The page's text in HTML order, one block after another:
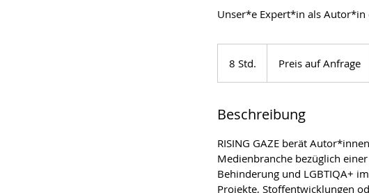
Unser*e Expert*in als
8 Std.
S
d
Anfrage
Preis auf Anfrage
Beschreibung
​RISING GAZE berät
Medienbranche bezüglich
Behinderung und LGBTIQA+
Projekte, Stoffentwicklungen